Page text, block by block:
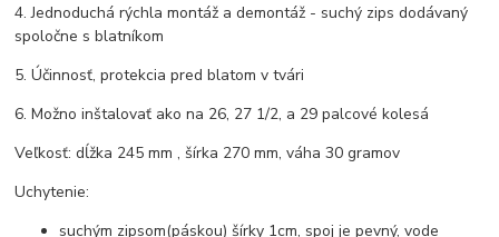
4. Jednoduchá rýchla montáž a demontáž - suchý zips dodávaný
spoločne s blatníkom
5. Účinnosť, protekcia pred blatom v tvári
6. Možno inštalovať ako na 26, 27 1/2, a 29 palcové kolesá
Veľkosť: dĺžka 245 mm , šírka 270 mm, váha 30 gramov
Uchytenie:
suchým zipsom(páskou) šírky 1cm, spoj je pevný, vode